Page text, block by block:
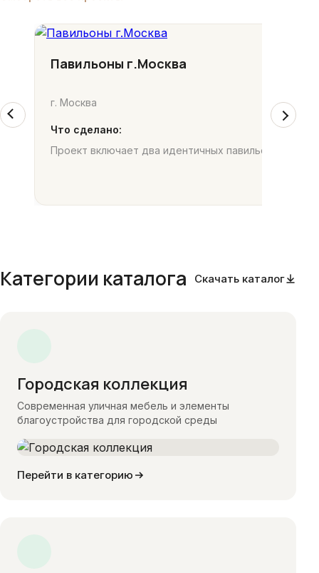
Павильоны г.Москва
г. Москва
Что сделано:
Проект включает два идентичных павильона,
Категории каталога Скачать каталог
Городская коллекция
Современная уличная мебель и элементы
благоустройства для городской среды
Перейти в категорию